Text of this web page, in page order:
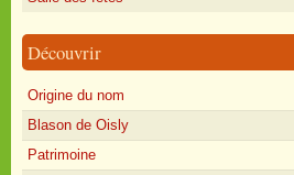
Découvrir
Origine du nom
Blason de Oisly
Patrimoine